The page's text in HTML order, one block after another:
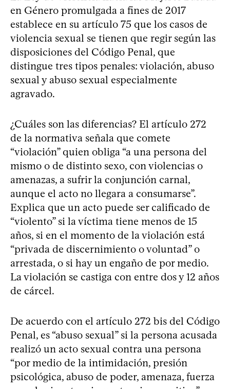
en Género promulgada a fines de 2017
establece en su artículo 75 que los casos de
violencia sexual se tienen que regir según las
disposiciones del Código Penal, que
distingue tres tipos penales: violación, abuso
sexual y abuso sexual especialmente
agravado.
¿Cuáles son las diferencias? El artículo 272
de la normativa señala que comete
“violación” quien obliga “a una persona del
mismo o de distinto sexo, con violencias o
amenazas, a sufrir la conjunción carnal,
aunque el acto no llegara a consumarse”.
Explica que un acto puede ser calificado de
“violento” si la víctima tiene menos de 15
años, si en el momento de la violación está
“privada de discernimiento o voluntad” o
arrestada, o si hay un engaño de por medio.
La violación se castiga con entre dos y 12 años
de cárcel.
De acuerdo con el artículo 272 bis del Código
Penal, es “abuso sexual” si la persona acusada
realizó un acto sexual contra una persona
“por medio de la intimidación, presión
psicológica, abuso de poder, amenaza, fuerza